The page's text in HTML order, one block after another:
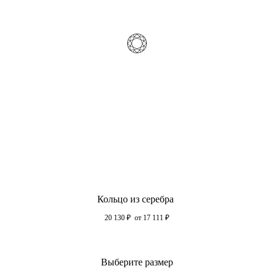
Кольцо из серебра
20 130 ₽ от 17 111 ₽
Выберите размер